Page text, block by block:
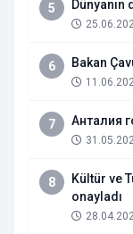
5 Dünyanın
6 Bakan
7 Анталия
8
Kültür ve
onayladı